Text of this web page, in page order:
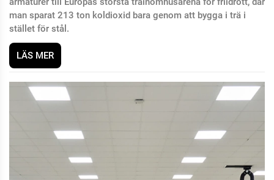
man sparat 213 ton koldioxid bara genom att bygga i trä i
stället för stål.
LÄS MER